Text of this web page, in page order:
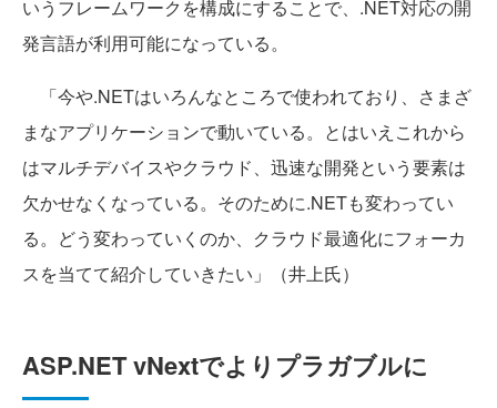
いうフレームワークを構成にすることで、.NET対応の開
発言語が利用可能になっている。
「今や.NETはいろんなところで使われており、さまざ
まなアプリケーションで動いている。とはいえこれから
はマルチデバイスやクラウド、迅速な開発という要素は
欠かせなくなっている。そのために.NETも変わってい
る。どう変わっていくのか、クラウド最適化にフォーカ
スを当てて紹介していきたい」（井上氏）
ASP.NET vNextでよりプラガブルに